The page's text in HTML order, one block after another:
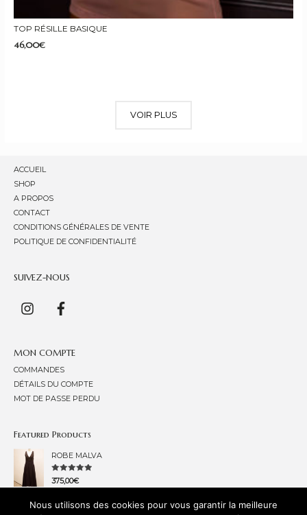
TOP RÉSILLE BASIQUE
46,00€
VOIR PLUS
ACCUEIL
SHOP
A PROPOS
CONTACT
CONDITIONS GÉNÉRALES DE VENTE
POLITIQUE DE CONFIDENTIALITÉ
SUIVEZ-NOUS
MON COMPTE
COMMANDES
DÉTAILS DU COMPTE
MOT DE PASSE PERDU
Featured Products
ROBE MALVA
NOTE
0
375,00€
TOP L'INCONNUE
Nous utilisons des cookies pour vous garantir la meilleure